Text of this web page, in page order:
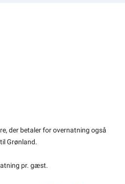
der betaler for overnatning også
Grønland.
pr. gæst.